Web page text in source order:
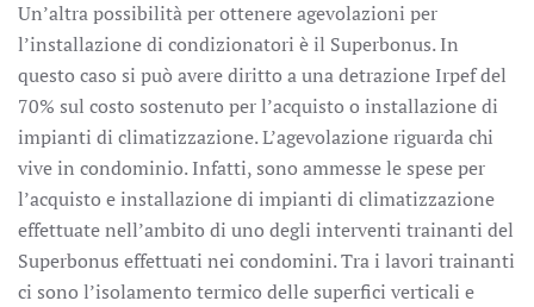
Un’altra possibilità per ottenere agevolazioni per
l’installazione di condizionatori è il Superbonus. In
questo caso si può avere diritto a una detrazione Irpef del
70% sul costo sostenuto per l’acquisto o installazione di
impianti di climatizzazione. L’agevolazione riguarda chi
vive in condominio. Infatti, sono ammesse le spese per
l’acquisto e installazione di impianti di climatizzazione
effettuate nell’ambito di uno degli interventi trainanti del
Superbonus effettuati nei condomini. Tra i lavori trainanti
ci sono l’isolamento termico delle superfici verticali e